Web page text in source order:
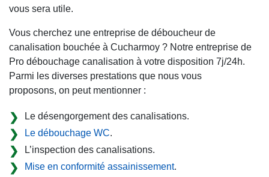
vous sera utile.
Vous cherchez une entreprise de déboucheur de
canalisation bouchée à Cucharmoy ? Notre entreprise de
Pro débouchage canalisation à votre disposition 7j/24h.
Parmi les diverses prestations que nous vous
proposons, on peut mentionner :
Le désengorgement des canalisations.
Le débouchage WC.
L’inspection des canalisations.
Mise en conformité assainissement.